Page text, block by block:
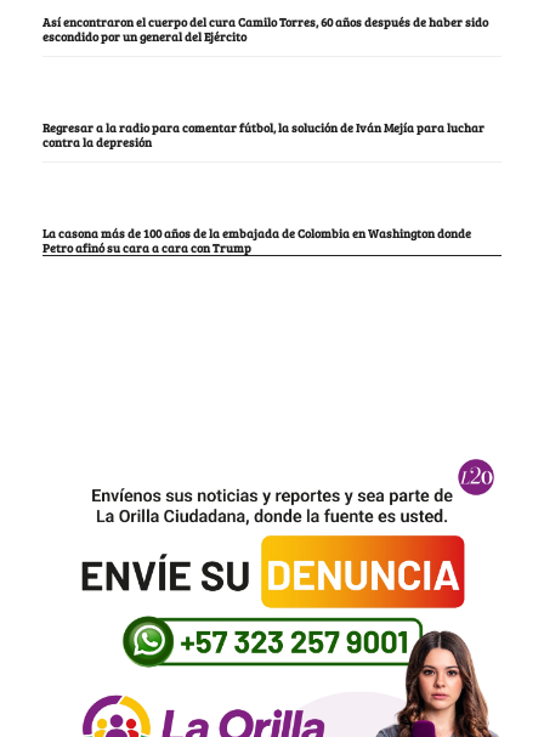
Así encontraron el cuerpo del cura Camilo Torres, 60 años después de haber sido
escondido por un general del Ejército
Regresar a la radio para comentar fútbol, la solución de Iván Mejía para luchar
contra la depresión
La casona más de 100 años de la embajada de Colombia en Washington donde
Petro afinó su cara a cara con Trump